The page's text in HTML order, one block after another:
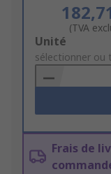
(TVA
Add
to
Basket
Unité
sélectionner ou
Frais de